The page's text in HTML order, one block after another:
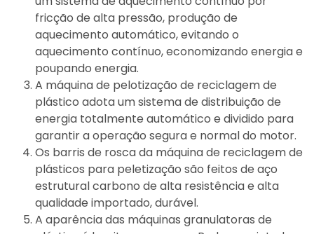
fricção de alta pressão, produção de
aquecimento automático, evitando o
aquecimento contínuo, economizando energia e
poupando energia.
A máquina de pelotização de reciclagem de
plástico adota um sistema de distribuição de
energia totalmente automático e dividido para
garantir a operação segura e normal do motor.
Os barris de rosca da máquina de reciclagem de
plásticos para peletização são feitos de aço
estrutural carbono de alta resistência e alta
qualidade importado, durável.
A aparência das máquinas granulatoras de